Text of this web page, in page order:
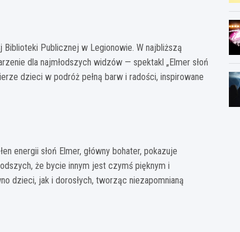
Publicznej w Legionowie. W najbliższą
dla najmłodszych widzów — spektakl „Elmer słoń
dzieci w podróż pełną barw i radości, inspirowane
energii słoń Elmer, główny bohater, pokazuje
że bycie innym jest czymś pięknym i
dzieci, jak i dorosłych, tworząc niezapomnianą